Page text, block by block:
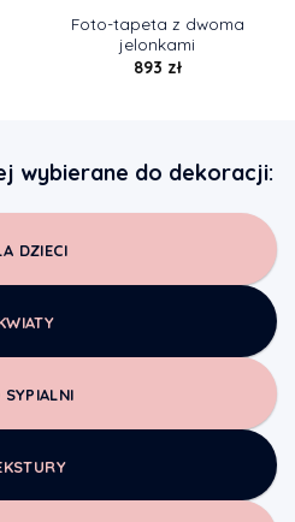
Foto-tapeta z dwoma
jelonkami
893 zł
wybierane do dekoracji:
DZIECI
SYPIALNI